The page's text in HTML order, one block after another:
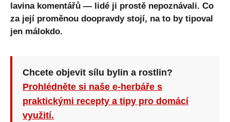
lavina komentářů — lidé ji prostě nepoznávali. Co
za její proměnou doopravdy stojí, na to by tipoval
jen málokdo.
Chcete objevit sílu bylin a rostlin?
Prohlédněte si naše e-herbáře s
praktickými recepty a tipy pro domácí
využití.